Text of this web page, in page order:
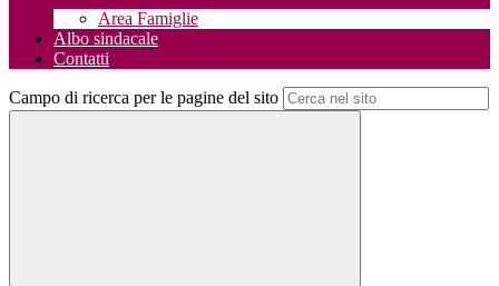
Area Famiglie
Albo sindacale
Contatti
Campo di ricerca per le pagine del sito